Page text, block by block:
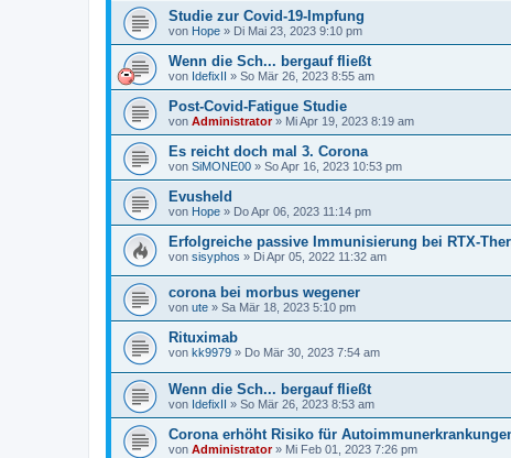
Studie zur Covid-19-Impfung
von Hope » Di Mai 23, 2023 9:10 pm
Wenn die Sch... bergauf fließt
von IdefixII » So Mär 26, 2023 8:55 am
Post-Covid-Fatigue Studie
von Administrator» Mi Apr 19, 2023 8:19 am
Es reicht doch mal 3. Corona
von SiMONE00 » So Apr 16, 2023 10:53 pm
Evusheld
von Hope » Do Apr 06, 2023 11:14 pm
Erfolgreiche passive Immunisierung bei RTX-
von sisyphos » Di Apr 05, 2022 11:32 am
corona bei morbus wegener
von ute » Sa Mär 18, 2023 5:10 pm
Rituximab
von kk9979 » Do Mär 30, 2023 7:54 am
Wenn die Sch... bergauf fließt
von IdefixII » So Mär 26, 2023 8:53 am
Corona erhöht Risiko für
von Administrator» Mi Feb 01, 2023 7:26 pm